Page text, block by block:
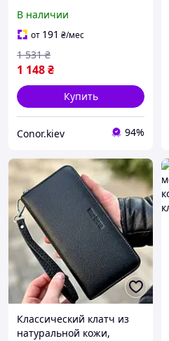
В наличии
от 191 ₴/мес
1 148₴
1 531 ₴
Купить
Conor.kiev 94%
Классический клатч из
натуральной кожи,